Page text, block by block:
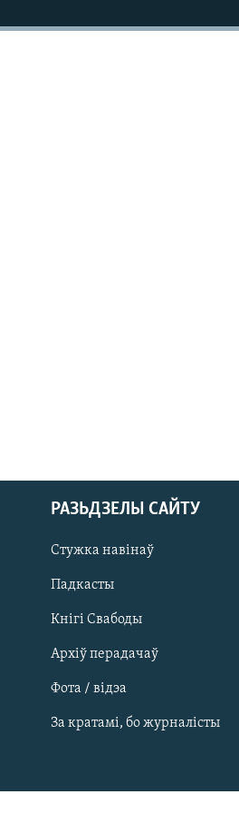
КАЛЯНДАР
НА ХВАЛЯХ СВАБОДЫ
САЧЫЦЕ ЗА АБНАЎЛЕНЬНЯМІ
РАЗЬДЗЕЛЫ САЙТУ
Стужка навінаў
Падкасты
Кнігі Свабоды
Архіў перадачаў
Фота / відэа
За кратамі, бо журналісты